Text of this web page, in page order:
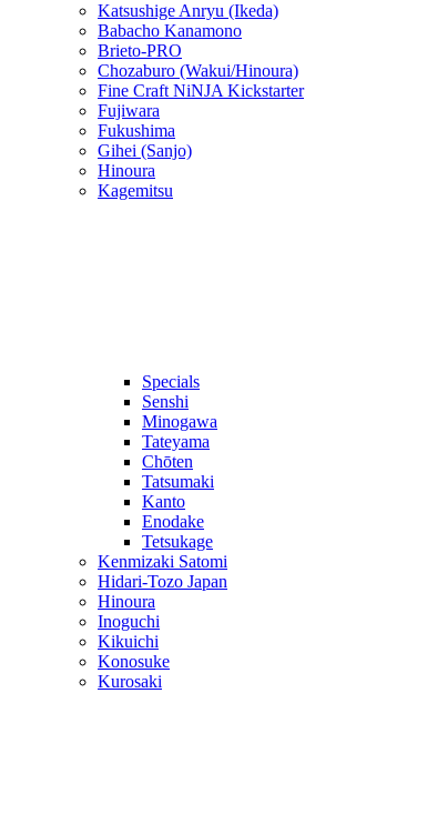
Katsushige Anryu (Ikeda)
Babacho Kanamono
Brieto-PRO
Chozaburo (Wakui/Hinoura)
Fine Craft NiNJA Kickstarter
Fujiwara
Fukushima
Gihei (Sanjo)
Hinoura
Kagemitsu
Specials
Senshi
Minogawa
Tateyama
Chōten
Tatsumaki
Kanto
Enodake
Tetsukage
Kenmizaki Satomi
Hidari-Tozo Japan
Hinoura
Inoguchi
Kikuichi
Konosuke
Kurosaki